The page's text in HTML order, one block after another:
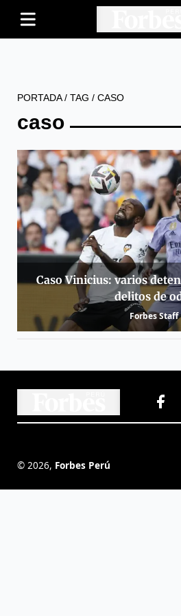
PORTADA/ TAG / CASO
caso
Caso Vinicius: varios
delitos de
Forbes Staff
© 2026, Forbes Perú